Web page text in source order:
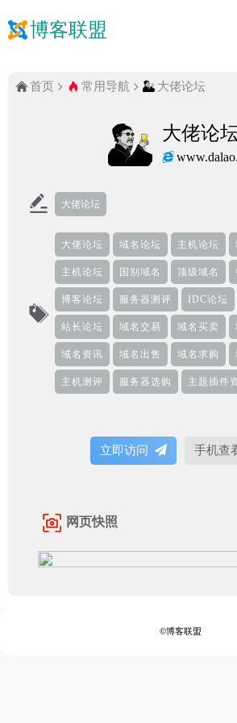
博客联盟
首页 常用导航 大佬论坛
大佬论
大佬论坛
大佬论坛 域名论坛 主机论坛
主机论坛 国别域名 顶级域名
博客论坛 服务器测评 IDC论坛
站长论坛 域名交易 域名买卖
域名资讯 域名出售 域名求购
主机测评 服务器选购 主题插件
立即访问 手机查
网页快照
©博客联盟